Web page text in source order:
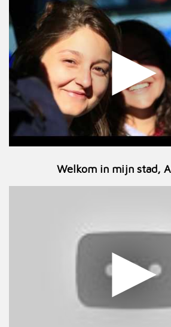
Welkom in mijn stad,